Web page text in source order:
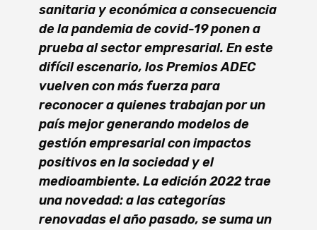
sanitaria y económica a consecuencia
de la pandemia de covid-19 ponen a
prueba al sector empresarial. En este
difícil escenario, los Premios ADEC
vuelven con más fuerza para
reconocer a quienes trabajan por un
país mejor generando modelos de
gestión empresarial con impactos
positivos en la sociedad y el
medioambiente. La edición 2022 trae
una novedad: a las categorías
renovadas el año pasado, se suma un